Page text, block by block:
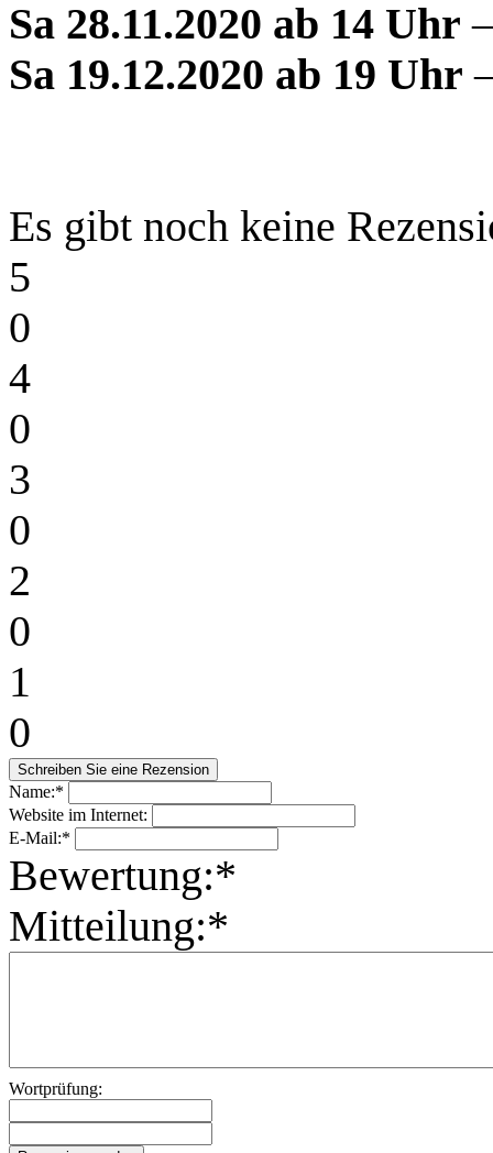
Sa 28.11.2020 ab 14 Uhr
Sa 19.12.2020 ab 19 Uhr
Es gibt noch keine
5
0
4
0
3
0
2
0
1
0
Name:*
Website im Internet:
E-Mail:*
Bewertung:*
Mitteilung:*
Wortprüfung: